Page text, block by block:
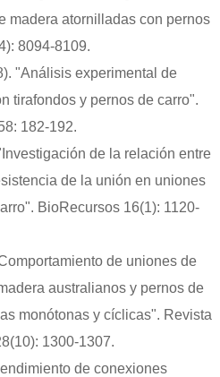
madera atornilladas con pernos
8094-8109.
"Análisis experimental de
tirafondos y pernos de carro".
182-192.
de la relación entre
de la unión en uniones
BioRecursos 16(1): 1120-
de uniones de
australianos y pernos de
monótonas y cíclicas". Revista
1300-1307.
de conexiones